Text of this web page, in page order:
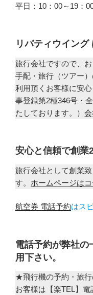
平日：10：00～19
リバティウイング
旅行会社ですので、
手配・旅行（ツアー
利用頂くお客様に安
事登録第2種346号・
たしております。）
安心と信頼で創業
旅行会社として創業
す。 ホームページはコ
航空券 電話予約はス
電話予約が弊社の
用下さい。
★飛行機の予約・旅
お客様は【楽TEL】